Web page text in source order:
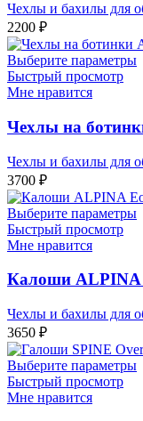
Чехлы и бахилы для
2200 ₽
Выберите параметры
Быстрый просмотр
Мне нравится
Чехлы на
Чехлы и бахилы для
3700 ₽
Выберите параметры
Быстрый просмотр
Мне нравится
Калоши ALPINA
Чехлы и бахилы для
3650 ₽
Выберите параметры
Быстрый просмотр
Мне нравится